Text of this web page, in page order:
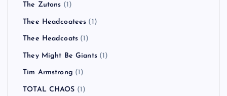
The Zutons (1)
Thee Headcoatees (1)
Thee Headcoats (1)
They Might Be Giants(1)
Tim Armstrong (1)
TOTAL CHAOS (1)